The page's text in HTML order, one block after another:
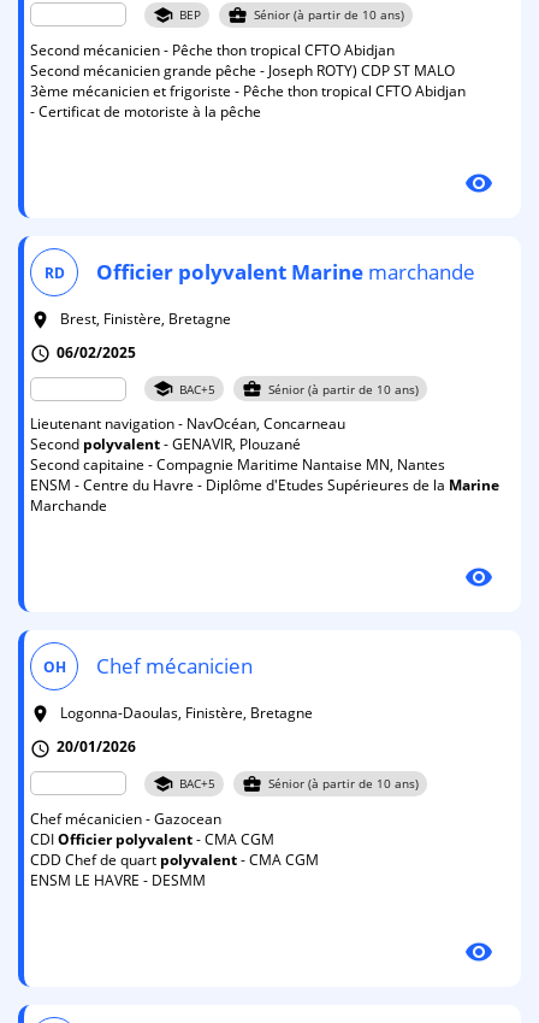
school BEP business_center Sénior (à partir de 10 ans)
Second mécanicien - Pêche thon tropical CFTO Abidjan
Second mécanicien grande pêche - Joseph ROTY) CDP ST MALO
3ème mécanicien et frigoriste - Pêche thon tropical CFTO Abidjan
- Certificat de motoriste à la pêche
visibility
RD Officier polyvalent Marine marchande
room
Brest, Finistère, Bretagne
schedule 06/02/2025
school BAC+5 business_center Sénior (à partir de 10 ans)
Lieutenant navigation - NavOcéan, Concarneau
Second polyvalent- GENAVIR, Plouzané
Second capitaine - Compagnie Maritime Nantaise MN, Nantes
ENSM - Centre du Havre - Diplôme d'Etudes Supérieures de la Marine
Marchande
visibility
OH Chef mécanicien
room
Logonna-Daoulas, Finistère, Bretagne
schedule 20/01/2026
school BAC+5 business_center Sénior (à partir de 10 ans)
Chef mécanicien - Gazocean
CDIOfficier polyvalent- CMA CGM
CDD Chef de quart polyvalent- CMA CGM
ENSM LE HAVRE - DESMM
visibility